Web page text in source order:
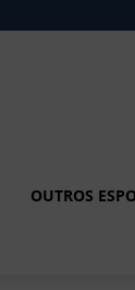
OUTROS